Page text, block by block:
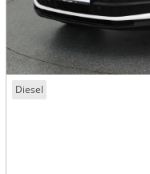
Diesel